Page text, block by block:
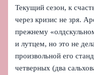
Текущий сезон, к
через кризис не зря.
прежнему
и лутцем, но это не
произвольной его
четверных (два